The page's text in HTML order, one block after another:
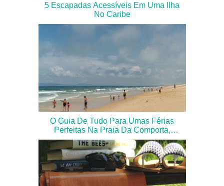
5 Escapadas Acessíveis Em Uma Ilha
No Caribe
O Guia De Tudo Para Umas Férias
Perfeitas Na Praia Da Comporta,
Portugal